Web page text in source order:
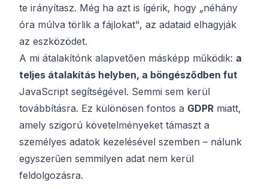
te irányítasz. Még ha azt is ígérik, hogy „néhány
óra múlva törlik a fájlokat", az adataid elhagyják
az eszközödet.
A mi átalakítónk alapvetően másképp működik: a
teljes átalakítás helyben, a böngésződben fut
JavaScript segítségével. Semmi sem kerül
továbbításra. Ez különösen fontos a GDPR miatt,
amely szigorú követelményeket támaszt a
személyes adatok kezelésével szemben – nálunk
egyszerűen semmilyen adat nem kerül
feldolgozásra.